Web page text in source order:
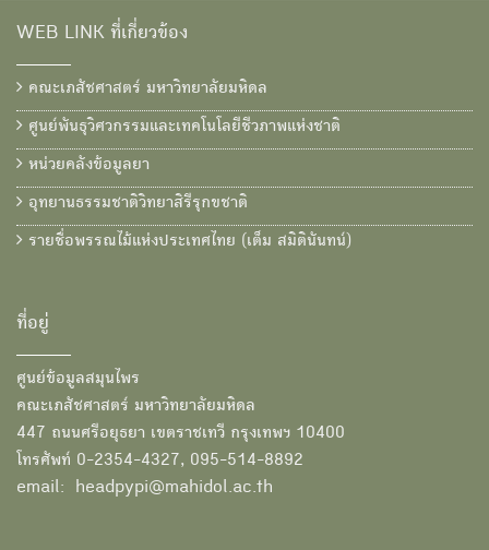
WEB LINK ที่เกี่ยวข้อง
คณะเภสัชศาสตร์ มหาวิทยาลัยมหิดล
ศูนย์พันธุวิศวกรรมและเทคโนโลยีชีวภาพแห่งชาติ
หน่วยคลังข้อมูลยา
อุทยานธรรมชาติวิทยาสิรีรุกขชาติ
รายชื่อพรรณไม้แห่งประเทศไทย (เต็ม สมิตินันทน์)
ที่อยู่
ศูนย์ข้อมูลสมุนไพร
คณะเภสัชศาสตร์ มหาวิทยาลัยมหิดล
447 ถนนศรีอยุธยา เขตราชเทวี กรุงเทพฯ 10400
โทรศัพท์ 0-2354-4327, 095-514-8892
email: headpypi@mahidol.ac.th